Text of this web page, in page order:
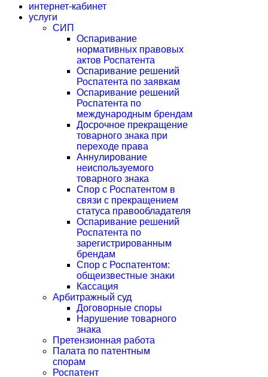
интернет-кабинет
услуги
СИП
Оспаривание
нормативных правовых
актов Роспатента
Оспаривание решений
Роспатента по заявкам
Оспаривание решений
Роспатента по
международным брендам
Досрочное прекращение
товарного знака при
переходе права
Аннулирование
неиспользуемого
товарного знака
Спор с Роспатентом в
связи с прекращением
статуса правообладателя
Оспаривание решений
Роспатента по
зарегистрированным
брендам
Спор с Роспатентом:
общеизвестные знаки
Кассация
Арбитражный суд
Договорные споры
Нарушение товарного
знака
Претензионная работа
Палата по патентным
спорам
Роспатент